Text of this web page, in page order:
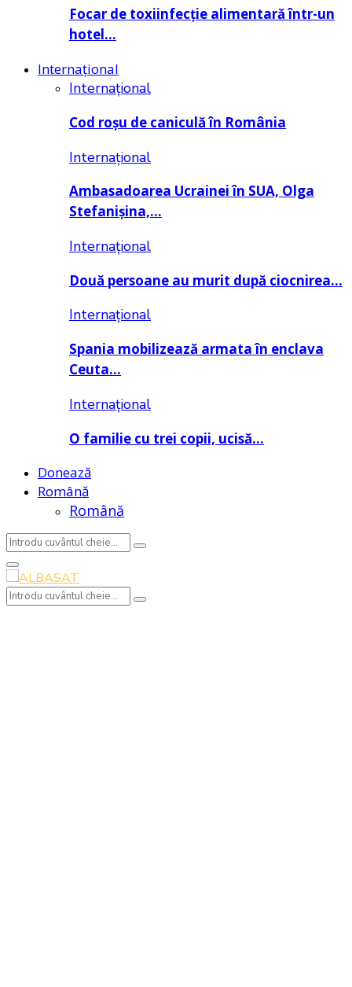
Focar de toxiinfecție alimentară într-un
hotel…
Internațional
Internațional
Cod roșu de caniculă în România
Internațional
Ambasadoarea Ucrainei în SUA, Olga
Stefanișina,…
Internațional
Două persoane au murit după ciocnirea…
Internațional
Spania mobilizează armata în enclava
Ceuta…
Internațional
O familie cu trei copii, ucisă…
Donează
Română
Română
Search
for:
Search
Primary
Menu
Search
Search